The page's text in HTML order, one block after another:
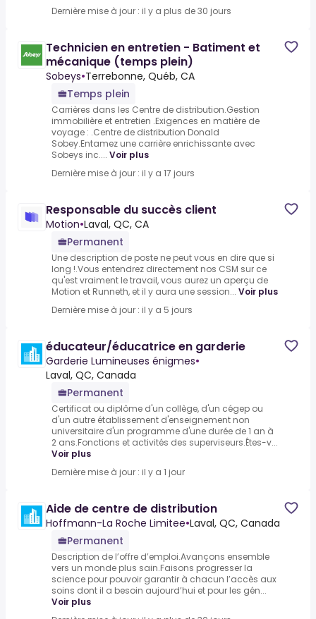
Dernière mise à jour : il y a plus de 30 jours
Technicien en entretien - Batiment et
mécanique (temps plein)
Sobeys•Terrebonne, Québ, CA
Temps plein
Carrières dans les Centre de distribution.Gestion
immobilière et entretien .Exigences en matière de
voyage : .Centre de distribution Donald
Sobey.Entamez une carrière enrichissante avec
Sobeys inc.... Voir plus
Dernière mise à jour : il y a 17 jours
Responsable du succès client
Motion•Laval, QC, CA
Permanent
Une description de poste ne peut vous en dire que si
long !.Vous entendrez directement nos CSM sur ce
qu'est vraiment le travail, vous aurez un aperçu de
Motion et Runneth, et il y aura une session... Voir plus
Dernière mise à jour : il y a 5 jours
éducateur/éducatrice en garderie
Garderie Lumineuses énigmes•
Laval, QC, Canada
Permanent
Certificat ou diplôme d'un collège, d'un cégep ou
d'un autre établissement d'enseignement non
universitaire d'un programme d'une durée de 1 an à
2 ans.Fonctions et activités des superviseurs.Êtes-v...
Voir plus
Dernière mise à jour : il y a 1 jour
Aide de centre de distribution
Hoffmann-La Roche Limitee•Laval, QC, Canada
Permanent
Description de l’offre d’emploi.Avançons ensemble
vers un monde plus sain.Faisons progresser la
science pour pouvoir garantir à chacun l’accès aux
soins dont il a besoin aujourd’hui et pour les gén...
Voir plus